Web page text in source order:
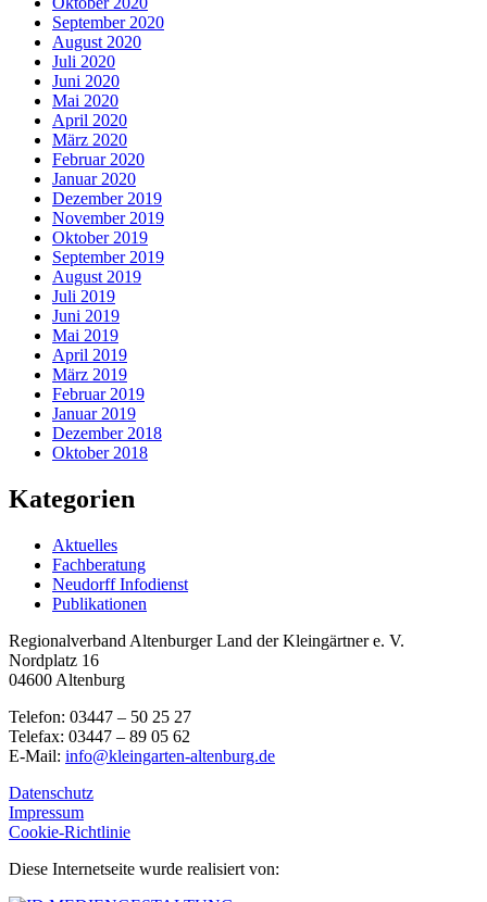
September 2020
August 2020
Juli 2020
Juni 2020
Mai 2020
April 2020
März 2020
Februar 2020
Januar 2020
Dezember 2019
November 2019
Oktober 2019
September 2019
August 2019
Juli 2019
Juni 2019
Mai 2019
April 2019
März 2019
Februar 2019
Januar 2019
Dezember 2018
Oktober 2018
Kategorien
Aktuelles
Fachberatung
Neudorff Infodienst
Publikationen
Regionalverband Altenburger Land der Kleingärtner e. V.
Nordplatz 16
04600 Altenburg
Telefon: 03447 – 50 25 27
Telefax: 03447 – 89 05 62
E-Mail: info@kleingarten-altenburg.de
Datenschutz
Impressum
Cookie-Richtlinie
Diese Internetseite wurde realisiert von: